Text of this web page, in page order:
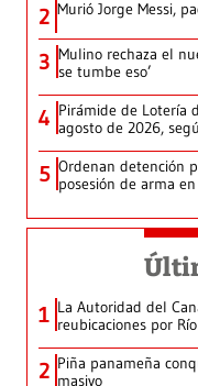
2 Murió Jorge Messi,
3 Mulino rechaza el
se tumbe eso’
4 Pirámide de Lotería
agosto de 2026,
5 Ordenan detención
posesión de arma
1 La Autoridad del
reubicaciones por
2 Piña panameña
masivo